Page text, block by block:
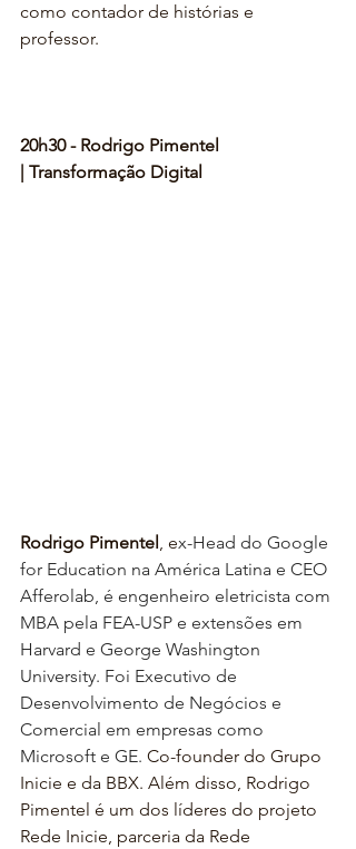
como contador de histórias e
professor.
20h30 - Rodrigo Pimentel
| Transformação Digital
Rodrigo Pimentel, ex-Head do Google
for Education na América Latina e CEO
Afferolab, é engenheiro eletricista com
MBA pela FEA-USP e extensões em
Harvard e George Washington
University. Foi Executivo de
Desenvolvimento de Negócios e
Comercial em empresas como
Microsoft e GE. Co-founder do Grupo
Inicie e da BBX. Além disso, Rodrigo
Pimentel é um dos líderes do projeto
Rede Inicie, parceria da Rede